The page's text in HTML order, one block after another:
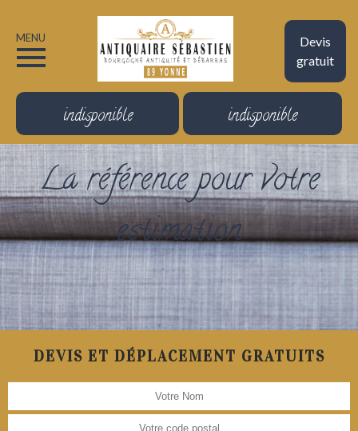
Devis
gratuit
MENU
indisponible indisponible
La référence pour votre
estimation
DEVIS ET DÉPLACEMENT GRATUITS